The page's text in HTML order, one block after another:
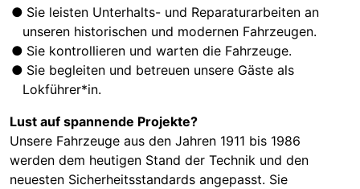
Sie leisten Unterhalts- und Reparaturarbeiten an
unseren historischen und modernen Fahrzeugen.
Sie kontrollieren und warten die Fahrzeuge.
Sie begleiten und betreuen unsere Gäste als
Lokführer*in.
Lust auf spannende Projekte?
Unsere Fahrzeuge aus den Jahren 1911 bis 1986
werden dem heutigen Stand der Technik und den
neuesten Sicherheitsstandards angepasst. Sie